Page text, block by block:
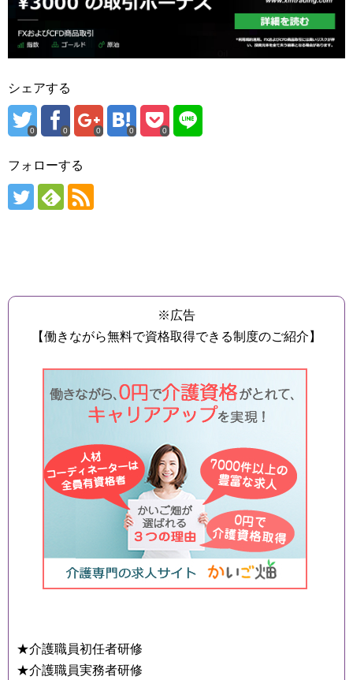
シェアする
0 0 0 0 0
フォローする
※広告
【働きながら無料で資格取得できる制度のご紹介】
★介護職員初任者研修
★介護職員実務者研修